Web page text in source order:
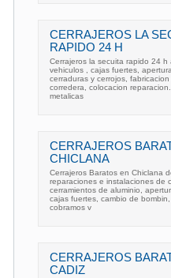
CERRAJEROS LA
RAPIDO 24 H
Cerrajeros la secuita rapido 24 h
vehiculos , cajas fuertes,
cerraduras y cerrojos,
corredera, colocacion
metalicas
CERRAJEROS
CHICLANA
Cerrajeros Baratos en Chiclana
reparaciones e instalaciones de
cerramientos de aluminio,
cajas fuertes, cambio de
cobramos v
CERRAJEROS
CADIZ